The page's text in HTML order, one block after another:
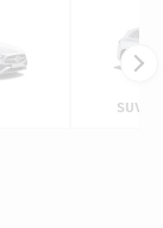
SUV &